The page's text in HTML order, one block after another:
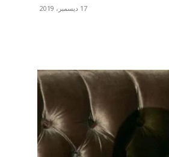
17 ديسمبر، 2019